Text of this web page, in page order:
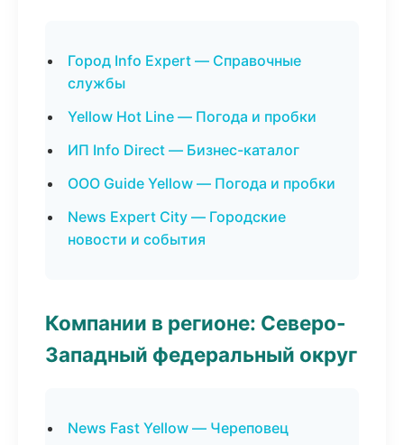
Город Info Expert — Справочные
службы
Yellow Hot Line — Погода и пробки
ИП Info Direct — Бизнес-каталог
ООО Guide Yellow — Погода и пробки
News Expert City — Городские
новости и события
Компании в регионе: Северо-
Западный федеральный округ
News Fast Yellow — Череповец